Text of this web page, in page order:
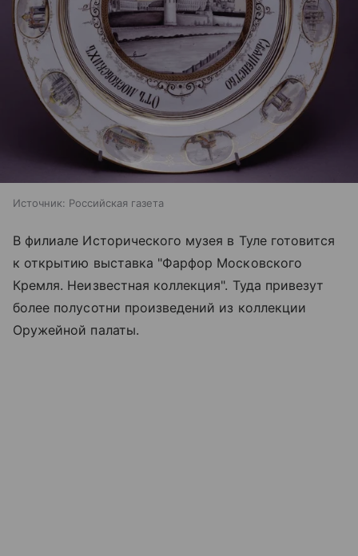
Источник: Российская газета
В филиале Исторического музея в Туле готовится
к открытию выставка "Фарфор Московского
Кремля. Неизвестная коллекция". Туда привезут
более полусотни произведений из коллекции
Оружейной палаты.